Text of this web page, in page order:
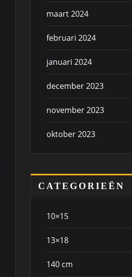
maart 2024
februari 2024
januari 2024
december 2023
november 2023
oktober 2023
CATEGORIEËN
10×15
13×18
140 cm